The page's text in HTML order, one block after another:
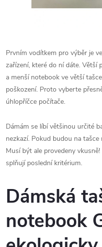
Prvním vodítkem pro výběr je
zařízení, které do ní dáte. Větší
a menší notebook ve větší
poškození. Proto vyberte
úhlopříčce počítače.
Dámám se líbí většinou určité
nezkazí. Pokud budou na
Musí být ale provedeny
splňují poslední kritérium.
Dámská
notebook